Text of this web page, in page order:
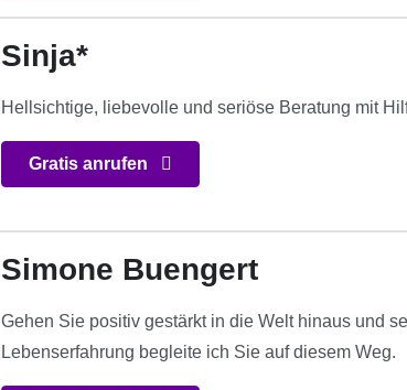
Sinja*
Hellsichtige, liebevolle und seriöse Beratung mit
Gratis anrufen
Simone Buengert
Gehen Sie positiv gestärkt in die Welt hinaus und
Lebenserfahrung begleite ich Sie auf diesem Weg.